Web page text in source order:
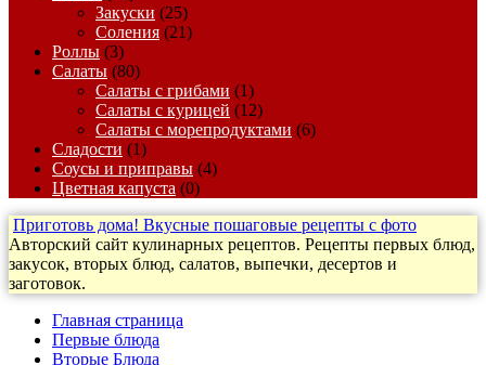
Закуски (25)
Соления (21)
Роллы (3)
Салаты (80)
Салаты с грибами (1)
Салаты с курицей (12)
Салаты с морепродуктами (6)
Сладости (1)
Соусы и приправы (4)
Цветная капуста (0)
Приготовь дома! Вкусные пошаговые рецепты с фото
Авторский сайт кулинарных рецептов. Рецепты первых блюд,
закусок, вторых блюд, салатов, выпечки, десертов и
заготовок.
Главная страница
Первые блюда
Вторые Блюда